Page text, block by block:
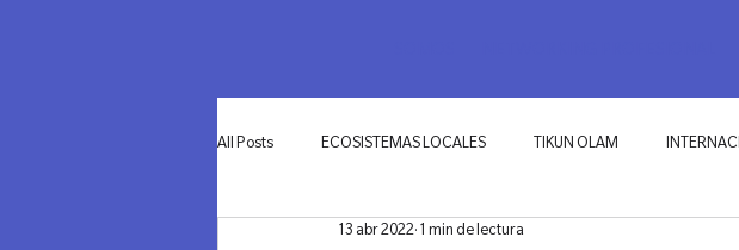
All Posts ECOSISTEMAS LOCALES TIKUN OLAM
INNOVACIÓN13 abr 2022 1 min de lectura